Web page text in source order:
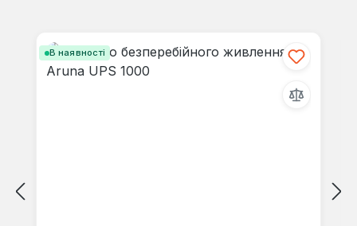
В наявності